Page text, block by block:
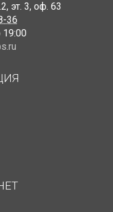
, эт. 3, оф. 63
36